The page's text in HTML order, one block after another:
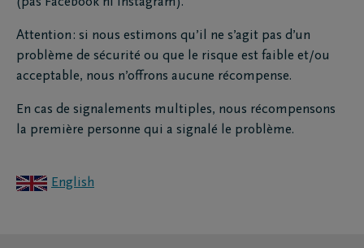
(pas Facebook ni Instagram).
Attention : si nous estimons qu’il ne s’agit pas d’un
problème de sécurité ou que le risque est faible et/ou
acceptable, nous n’offrons aucune récompense.
En cas de signalements multiples, nous récompensons
la première personne qui a signalé le problème.
English